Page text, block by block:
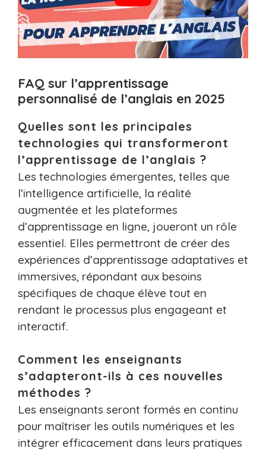
FAQ sur l’apprentissage
personnalisé de l’anglais en 2025
Quelles sont les principales
technologies qui transformeront
l’apprentissage de l’anglais ?
Les technologies émergentes, telles que
l’intelligence artificielle, la réalité
augmentée et les plateformes
d’apprentissage en ligne, joueront un rôle
essentiel. Elles permettront de créer des
expériences d’apprentissage adaptatives et
immersives, répondant aux besoins
spécifiques de chaque élève tout en
rendant le processus plus engageant et
interactif.
Comment les enseignants
s’adapteront-ils à ces nouvelles
méthodes ?
Les enseignants seront formés en continu
pour maîtriser les outils numériques et les
intégrer efficacement dans leurs pratiques